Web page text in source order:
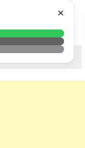
✕